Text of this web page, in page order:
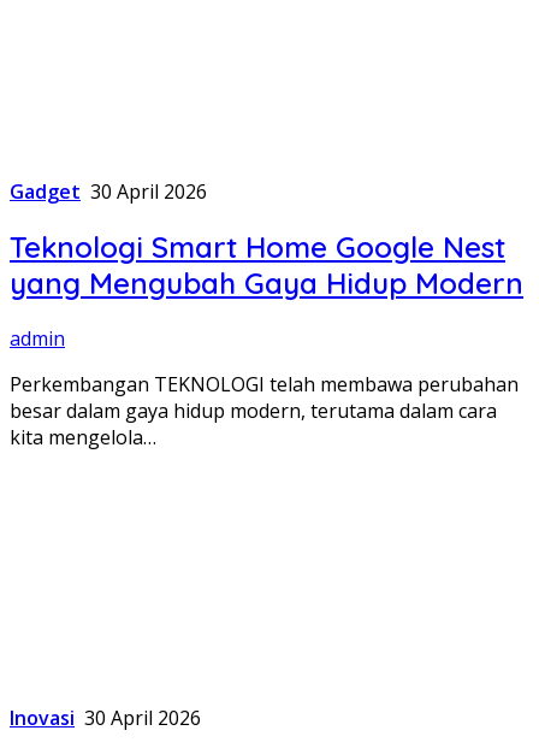
Gadget 30 April 2026
Teknologi Smart Home Google Nest
yang Mengubah Gaya Hidup Modern
admin
Perkembangan TEKNOLOGI telah membawa perubahan
besar dalam gaya hidup modern, terutama dalam cara
kita mengelola…
Inovasi 30 April 2026